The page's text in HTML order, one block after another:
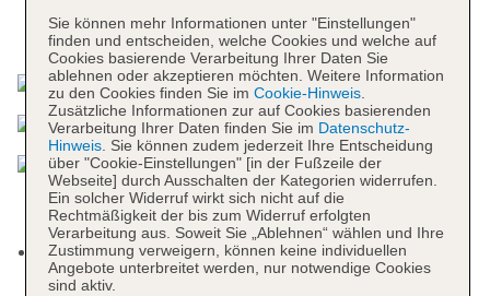
Das bietet Ihre Unterkunft
Kurtaxe/Ökotaxe/Touristensteuer zahlbar vor Ort:
pro Person ca. 3 EUR
Sie können mehr Informationen unter "Einstellungen"
finden und entscheiden, welche Cookies und welche auf
Cookies basierende Verarbeitung Ihrer Daten Sie
ablehnen oder akzeptieren möchten. Weitere Information
zu den Cookies finden Sie im Cookie-Hinweis.
Zusätzliche Informationen zur auf Cookies basierenden
Verarbeitung Ihrer Daten finden Sie im Datenschutz-
Hinweis. Sie können zudem jederzeit Ihre Entscheidung
über "Cookie-Einstellungen" [in der Fußzeile der
Webseite] durch Ausschalten der Kategorien widerrufen.
Ein solcher Widerruf wirkt sich nicht auf die
Rechtmäßigkeit der bis zum Widerruf erfolgten
Verarbeitung aus. Soweit Sie „Ablehnen“ wählen und Ihre
Zustimmung verweigern, können keine individuellen
Angebote unterbreitet werden, nur notwendige Cookies
sind aktiv.